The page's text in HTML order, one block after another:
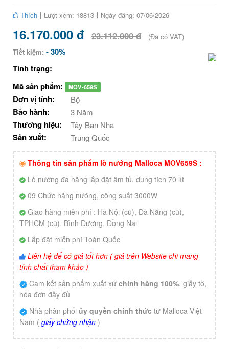
Thích Lượt xem: 18813 Ngày đăng: 07/06/2026
16.170.000 đ 23.112.000 đ
(Đã có VAT)
Tiết kiệm: - 30%
Tình trạng:
Mã sản phẩm:
MOV-659S
Đơn vị tính: Bộ
Bảo hành: 3 Năm
Thương hiệu: Tây Ban Nha
Sản xuất: Trung Quốc
Thông tin sản phẩm lò nướng Malloca MOV659S :
Lò nướng đa năng lắp đặt âm tủ, dung tích 70 lít
09 Chức năng nướng, công suất 3000W
Giao hàng miễn phí : Hà Nội (cũ), Đà Nẵng (cũ),
TPHCM (cũ), Bình Dương, Đồng Nai
Lắp đặt miễn phí Toàn Quốc
Liên hệ để có giá tốt hơn ( giá trên Website chi mang
tính chất tham khảo )
Cam kết sản phẩm xuất xứ chính hãng 100%, giấy tờ,
hóa đơn đầy đủ
Nhà phân phối ủy quyền chính thức từ Malloca Việt
Nam ( giấy chứng nhận )